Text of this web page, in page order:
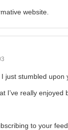
website.
just stumbled upon
I’ve really enjoyed
to your